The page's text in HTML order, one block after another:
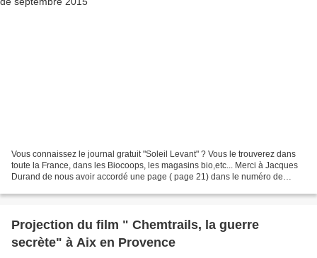
Vous connaissez le journal gratuit "Soleil Levant" ? Vous le trouverez dans
toute la France, dans les Biocoops, les magasins bio,etc... Merci à Jacques
Durand de nous avoir accordé une page ( page 21) dans le numéro de
Projection du film " Chemtrails, la guerre
secrète" à Aix en Provence